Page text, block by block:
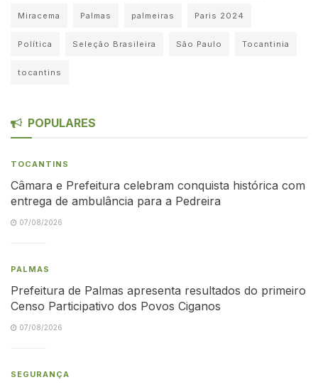
Miracema Palmas palmeiras Paris 2024
Política Seleção Brasileira São Paulo Tocantinia
tocantins
POPULARES
TOCANTINS
Câmara e Prefeitura celebram conquista histórica com
entrega de ambulância para a Pedreira
07/08/2026
PALMAS
Prefeitura de Palmas apresenta resultados do primeiro
Censo Participativo dos Povos Ciganos
07/08/2026
SEGURANÇA